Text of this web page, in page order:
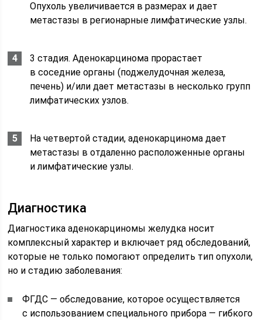
Опухоль увеличивается в размерах и дает
метастазы в регионарные лимфатические узлы.
3 стадия. Аденокарцинома прорастает
в соседние органы (поджелудочная железа,
печень) и/или дает метастазы в несколько групп
лимфатических узлов.
На четвертой стадии, аденокарцинома дает
метастазы в отдаленно расположенные органы
и лимфатические узлы.
Диагностика
Диагностика аденокарциномы желудка носит
комплексный характер и включает ряд обследований,
которые не только помогают определить тип опухоли,
но и стадию заболевания:
ФГДС — обследование, которое осуществляется
с использованием специального прибора — гибкого